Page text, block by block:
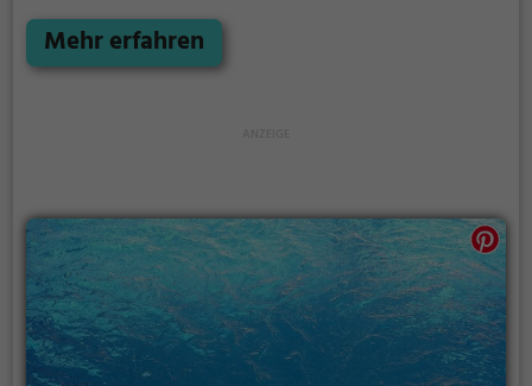
im Familienbad Perlesreut kommt jeder auf seine
Kosten. Bei gutem Wetter kann die Freibadsaison im
Mehr erfahren